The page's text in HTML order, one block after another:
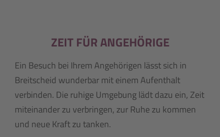
ZEIT FÜR ANGEHÖRIGE
Ein Besuch bei Ihrem Angehörigen lässt sich in
Breitscheid wunderbar mit einem Aufenthalt
verbinden. Die ruhige Umgebung lädt dazu ein, Zeit
miteinander zu verbringen, zur Ruhe zu kommen
und neue Kraft zu tanken.